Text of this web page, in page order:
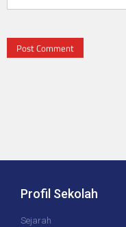
Profil Sekolah
Sejarah